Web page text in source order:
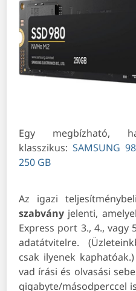
Egy megbízható,
klasszikus:SAMSUNG
250 GB
Az igazi
szabvány jelenti,
Express port 3., 4., vagy
adatátvitelre.
csak ilyenek
vad írási és olvasási
gigabyte/másodperccel